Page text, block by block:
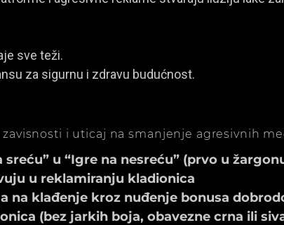
sve teži.
za sigurnu i zdravu budućnost.
i uticaj na smanjenje agresivnih
u “Igre na nesreću” (prvo u
u reklamiranju kladionica
na klađenje kroz nuđenje bonusa
(bez jarkih boja, obavezne crna ili